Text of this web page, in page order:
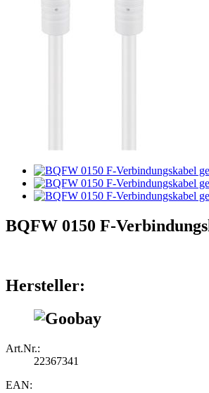
BQFW 0150 F-
Hersteller:
Art.Nr.:
22367341
EAN: